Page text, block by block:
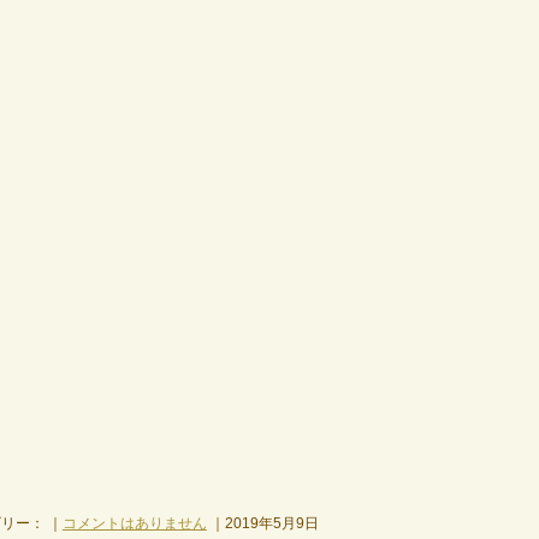
ー： ｜ コメントはありません ｜2019年5月9日